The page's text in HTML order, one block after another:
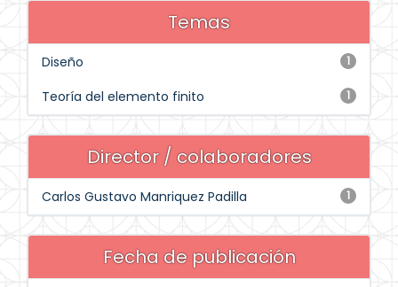
Temas
1
Diseño
1
Teoría del elemento finito
Director / colaboradores
1
Carlos Gustavo Manriquez Padilla
Fecha de publicación